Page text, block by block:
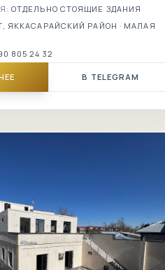
ОТДЕЛЬНО СТОЯЩИЕ ЗДАНИЯ
ЯККАСАРАЙСКИЙ РАЙОН · МАЛАЯ
805 24 32
В TELEGRAM